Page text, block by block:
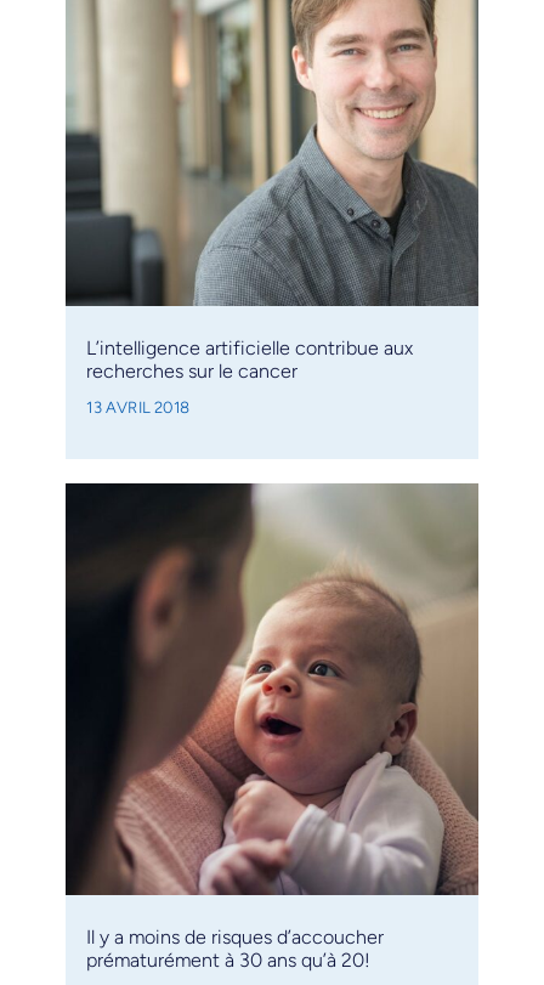
L’intelligence artificielle contribue aux
recherches sur le cancer
13 AVRIL 2018
Il y a moins de risques d’accoucher
prématurément à 30 ans qu’à 20!